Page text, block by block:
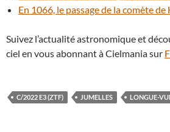
En 1066, le passage de la comète
Suivez l’actualité astronomique et
ciel en vous abonnant à Cielmania sur
C/2022 E3 (ZTF) JUMELLES LONGUE-